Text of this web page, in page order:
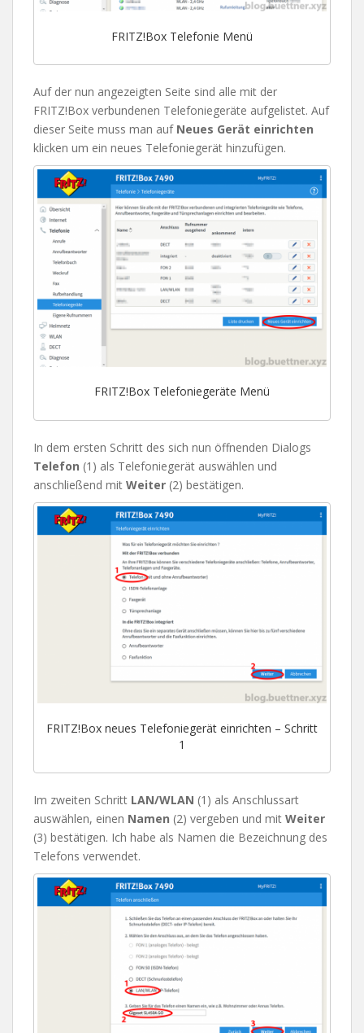
FRITZ!Box Telefonie Menü
Auf der nun angezeigten Seite sind alle mit der
FRITZ!Box verbundenen Telefoniegeräte aufgelistet. Auf
dieser Seite muss man auf Neues Gerät einrichten
klicken um ein neues Telefoniegerät hinzufügen.
FRITZ!Box Telefoniegeräte Menü
In dem ersten Schritt des sich nun öffnenden Dialogs
Telefon (1) als Telefoniegerät auswählen und
anschließend mit Weiter (2) bestätigen.
FRITZ!Box neues Telefoniegerät einrichten – Schritt
1
Im zweiten Schritt LAN/WLAN (1) als Anschlussart
auswählen, einen Namen (2) vergeben und mit Weiter
(3) bestätigen. Ich habe als Namen die Bezeichnung des
Telefons verwendet.